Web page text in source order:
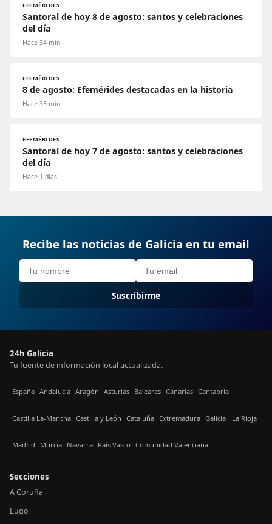
EFEMÉRIDES
Santoral de hoy 8 de agosto: santos y celebraciones
del día
Hace 34 min
EFEMÉRIDES
8 de agosto: Efemérides destacadas en la historia
Hace 35 min
EFEMÉRIDES
Santoral de hoy 7 de agosto: santos y celebraciones
del día
Hace 1 días
Recibe las noticias de Galicia en tu email
Suscribirme
24h Galicia
Tu fuente de información local actualizada.
España Andalucía Aragón Asturias Baleares Canarias Cantabria
Castilla La-Mancha Castilla y León Cataluña Extremadura Galicia La Rioja
Madrid Murcia Navarra País Vasco Comunidad Valenciana
Secciones
A Coruña
Lugo